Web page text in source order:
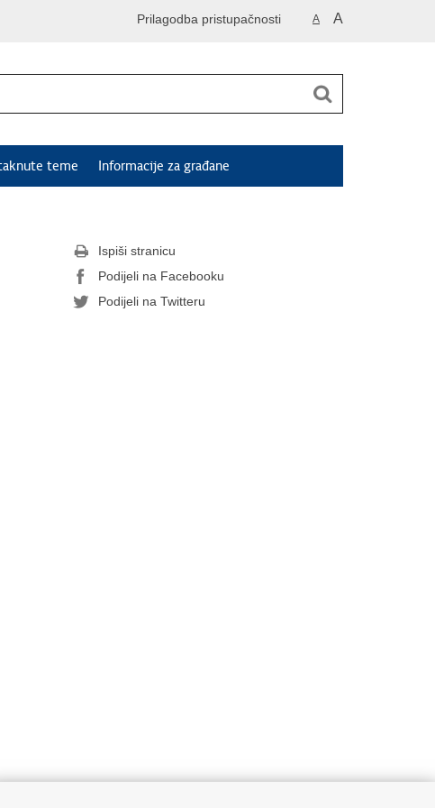
A A
Prilagodba pristupačnosti
teme Informacije za građane
Ispiši stranicu
Podijeli na Facebooku
Podijeli na Twitteru